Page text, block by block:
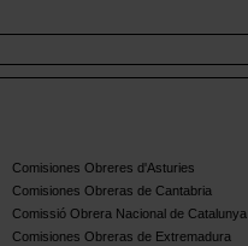
Comisiones Obreres d'Asturies
Comisiones Obreras de Cantabria
Comissió Obrera Nacional de Catalunya
Comisiones Obreras de Extremadura